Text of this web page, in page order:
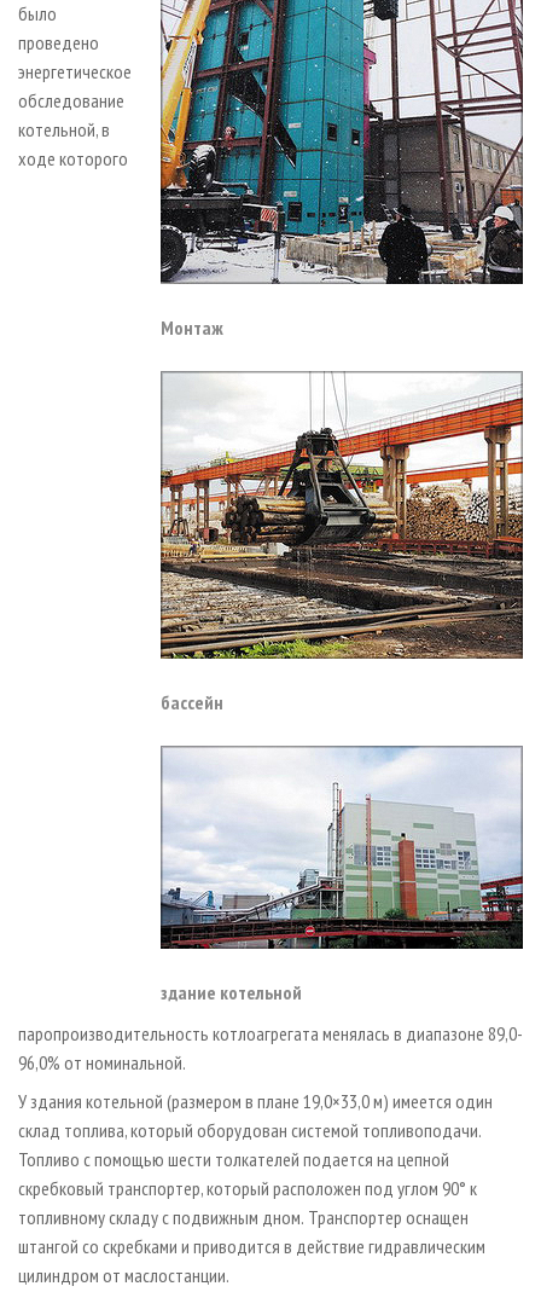
Монтаж
бассейн
здание котельной
было
проведено
энергетическое
обследование
котельной, в
ходе которого
паропроизводительность котлоагрегата менялась в диапазоне 89,0-
96,0% от номинальной.
У здания котельной (размером в плане 19,0×33,0 м) имеется один
склад топлива, который оборудован системой топливоподачи.
Топливо с помощью шести толкателей подается на цепной
скребковый транспортер, который расположен под углом 90° к
топливному складу с подвижным дном. Транспортер оснащен
штангой со скребками и приводится в действие гидравлическим
цилиндром от маслостанции.